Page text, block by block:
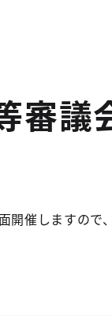
審
催しますので